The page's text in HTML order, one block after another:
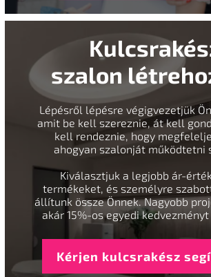
szalon
Lépésről lépésre végigvezetjük
amit be kell szereznie, át kell
kell rendeznie, hogy
ahogyan szalonját működtetni
Kiválasztjuk a legjobb ár-
termékeket, és személyre
állítunk össze Önnek. Nagyobb
akár 15%-os egyedi
Kérjen kulcsrakész